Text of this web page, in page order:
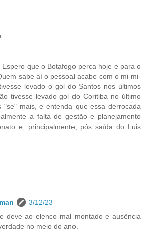
que o Botafogo perca hoje e para o
sabe aí o pessoal acabe com o mi-mi-
levado o gol do Santos nos últimos
tivesse levado gol do Coritiba no último
"se" mais, e entenda que essa derrocada
a falta de gestão e planejamento
e, principalmente, pós saída do Luis
3/12/23
deve ao elenco mal montado e ausência
no meio do ano.